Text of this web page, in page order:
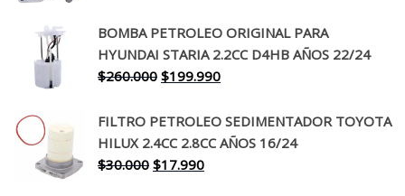
original
era:
$650.000.
actual
es:
$519.990.
BOMBA PETROLEO ORIGINAL PARA
HYUNDAI STARIA 2.2CC D4HB AÑOS 22/24
$260.000 El
original
era:
$260.000.
$199.990El
actual
es:
FILTRO PETROLEO SEDIMENTADOR TOYOTA
HILUX 2.4CC 2.8CC AÑOS 16/24
$30.000 El
$17.990El